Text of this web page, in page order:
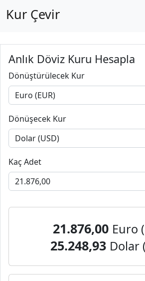
Kur Çevir
Anlık Döviz Kuru Hesapla
Dönüştürülecek Kur
Dönüşecek Kur
Kaç Adet
21.876,00 Euro
25.248,93 Dolar